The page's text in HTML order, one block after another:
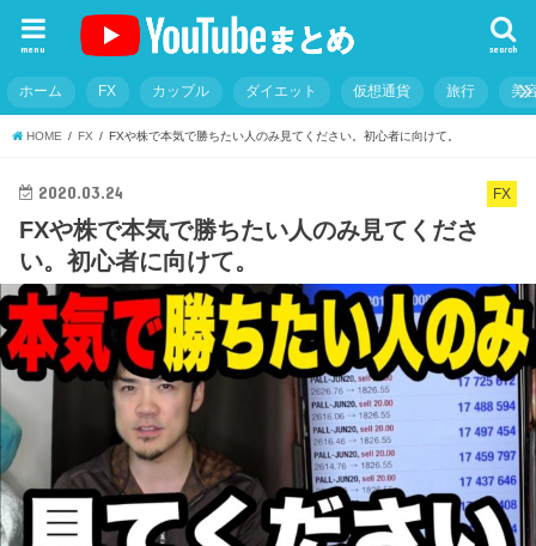
search
menu
ホーム FX カップル ダイエット 仮想通貨 旅行 美
HOME FX FXや株で本気で勝ちたい人のみ見てください。初心者に向けて。
FX
2020.03.24
FXや株で本気で勝ちたい人のみ見てくださ
い。初心者に向けて。